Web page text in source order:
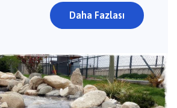
Daha Fazlası